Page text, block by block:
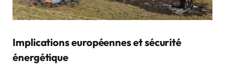
Implications européennes et sécurité
énergétique